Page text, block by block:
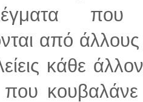
από
κάθε
που κουβαλάνε